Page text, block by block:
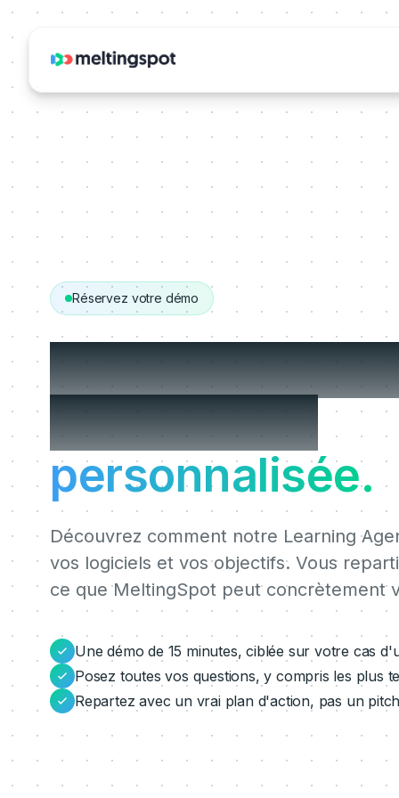
Réservez votre démo
Obtenez votre
MeltingSpot
personnalisée.
Découvrez comment notre Learning
vos logiciels et vos objectifs. Vous
ce que MeltingSpot peut concrètement
Une démo de 15 minutes, ciblée sur votre cas
Posez toutes vos questions, y compris les plus
Repartez avec un vrai plan d'action, pas un